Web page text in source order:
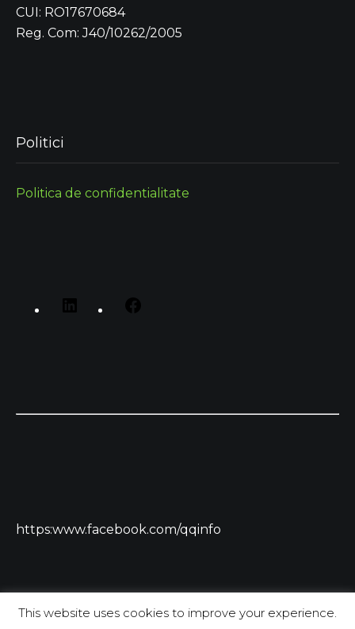
CUI: RO17670684
Reg. Com: J40/10262/2005
Politici
Politica de confidentialitate
https:www.facebook.com/qqinfo
This website uses cookies to improve your experience.